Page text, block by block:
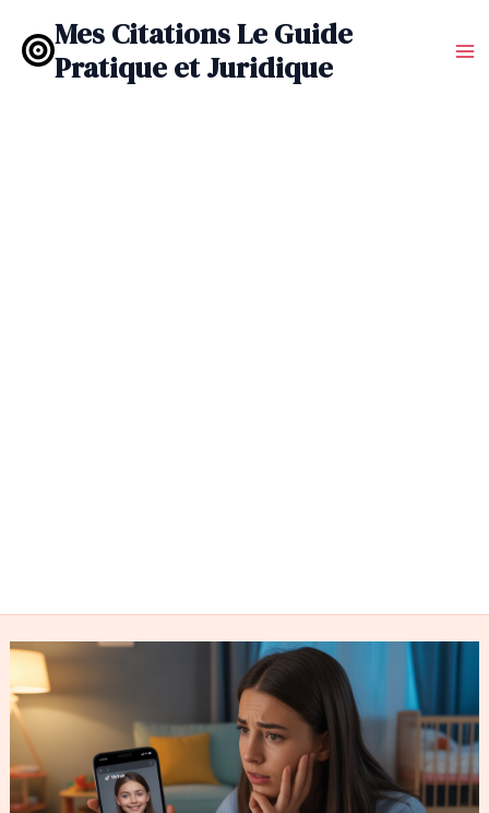
contenu
Mes Citations Le Guide
Pratique et Juridique